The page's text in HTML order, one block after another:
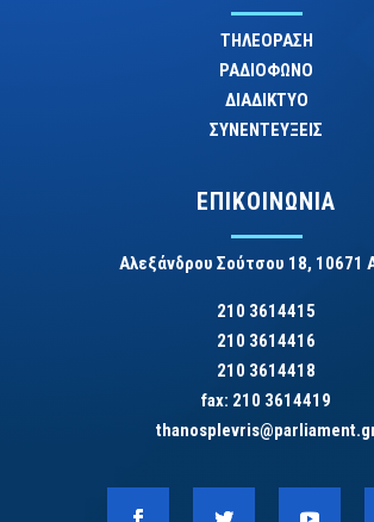
ΤΗΛΕΟΡΑΣΗ
ΡΑΔΙΟΦΩΝΟ
ΔΙΑΔΙΚΤΥΟ
ΣΥΝΕΝΤΕΥΞΕΙΣ
ΕΠΙΚΟΙΝΩΝΙΑ
Αλεξάνδρου Σούτσου 18, 10671
210 3614415
210 3614416
210 3614418
fax: 210 3614419